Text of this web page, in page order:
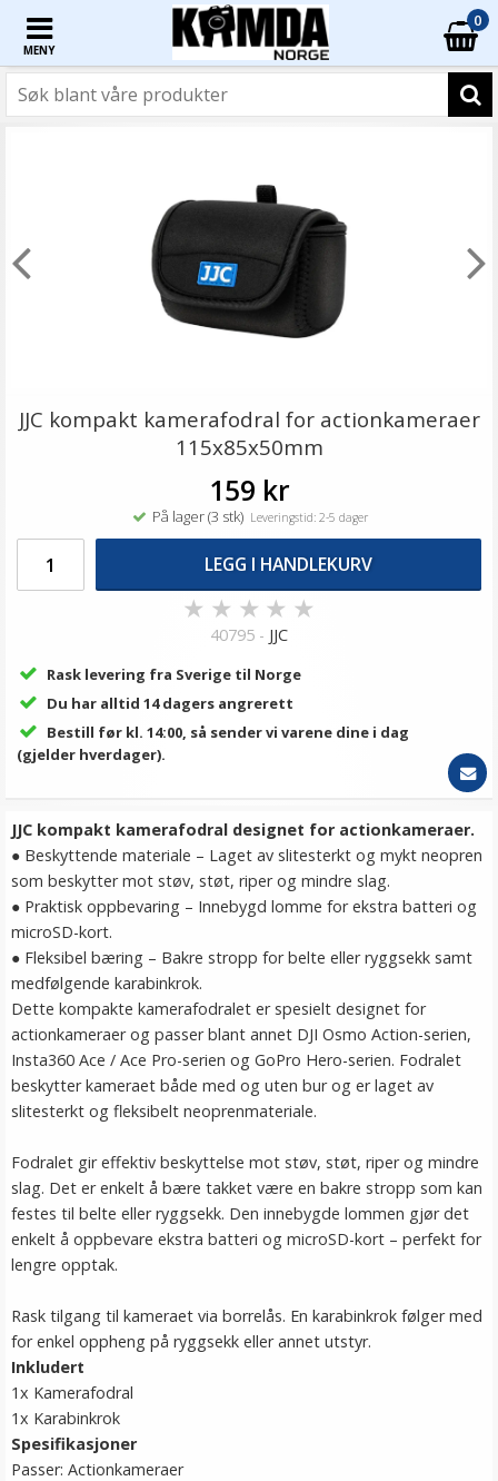
MENY
0
JJC kompakt kamerafodral for actionkameraer
115x85x50mm
159 kr
På lager (3 stk)Leveringstid: 2-5 dager
LEGG I HANDLEKURV
★ ★ ★ ★ ★
40795 - JJC
Rask levering fra Sverige til Norge
Du har alltid 14 dagers angrerett
Bestill før kl. 14:00, så sender vi varene dine i dag
(gjelder hverdager).
JJC kompakt kamerafodral designet for actionkameraer.
● Beskyttende materiale – Laget av slitesterkt og mykt neopren
som beskytter mot støv, støt, riper og mindre slag.
● Praktisk oppbevaring – Innebygd lomme for ekstra batteri og
microSD-kort.
● Fleksibel bæring – Bakre stropp for belte eller ryggsekk samt
medfølgende karabinkrok.
Dette kompakte kamerafodralet er spesielt designet for
actionkameraer og passer blant annet DJI Osmo Action-serien,
Insta360 Ace / Ace Pro-serien og GoPro Hero-serien. Fodralet
beskytter kameraet både med og uten bur og er laget av
slitesterkt og fleksibelt neoprenmateriale.
Fodralet gir effektiv beskyttelse mot støv, støt, riper og mindre
slag. Det er enkelt å bære takket være en bakre stropp som kan
festes til belte eller ryggsekk. Den innebygde lommen gjør det
enkelt å oppbevare ekstra batteri og microSD-kort – perfekt for
lengre opptak.
Rask tilgang til kameraet via borrelås. En karabinkrok følger med
for enkel oppheng på ryggsekk eller annet utstyr.
Inkludert
1x Kamerafodral
1x Karabinkrok
Spesifikasjoner
Passer: Actionkameraer